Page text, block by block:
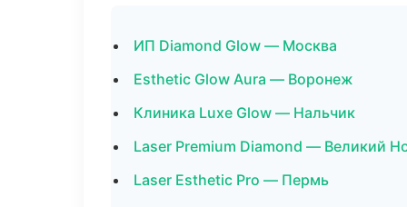
ИП Diamond Glow — Москва
Esthetic Glow Aura — Воронеж
Клиника Luxe Glow — Нальчик
Laser Premium Diamond — Великий
Laser Esthetic Pro — Пермь